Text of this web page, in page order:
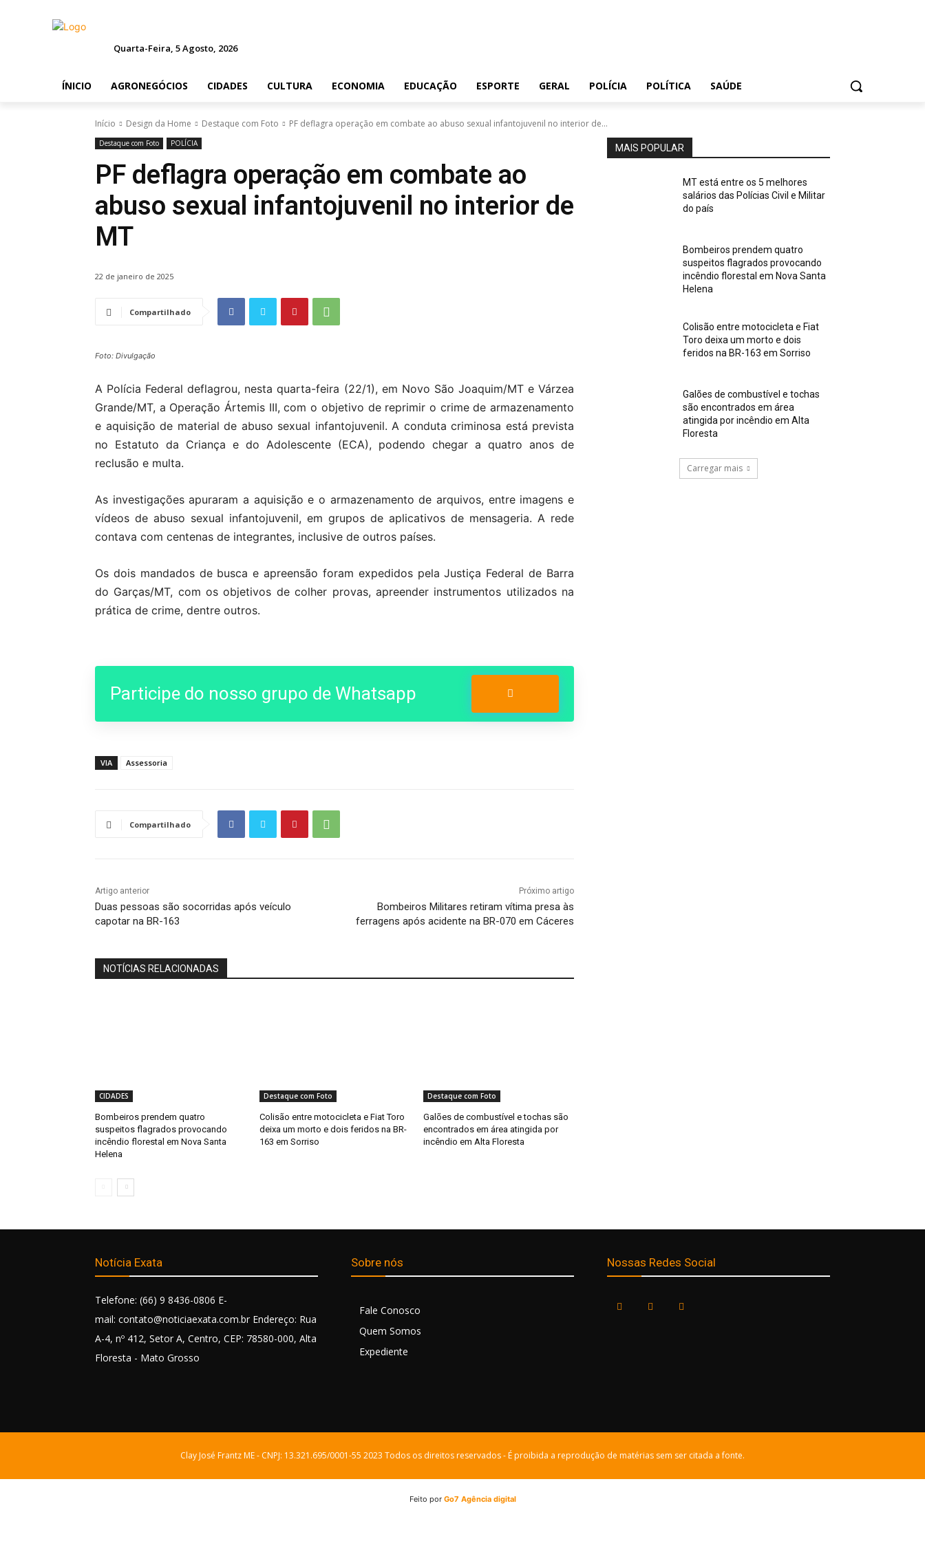
Quarta-Feira, 5 Agosto, 2026
ÍNICIO AGRONEGÓCIOS CIDADES CULTURA ECONOMIA EDUCAÇÃO ESPORTE GERAL POLÍCIA POLÍTICA SAÚDE
Início Design da Home Destaque com Foto PF deflagra operação em combate ao abuso sexual infantojuvenil no interior de...
Destaque com Foto POLÍCIA
PF deflagra operação em combate ao
abuso sexual infantojuvenil no interior de
MT
22 de janeiro de 2025
Compartilhado
Foto: Divulgação
A Polícia Federal deflagrou, nesta quarta-feira (22/1), em Novo São Joaquim/MT e Várzea
Grande/MT, a Operação Ártemis III, com o objetivo de reprimir o crime de armazenamento
e aquisição de material de abuso sexual infantojuvenil. A conduta criminosa está prevista
no Estatuto da Criança e do Adolescente (ECA), podendo chegar a quatro anos de
reclusão e multa.
As investigações apuraram a aquisição e o armazenamento de arquivos, entre imagens e
vídeos de abuso sexual infantojuvenil, em grupos de aplicativos de mensageria. A rede
contava com centenas de integrantes, inclusive de outros países.
Os dois mandados de busca e apreensão foram expedidos pela Justiça Federal de Barra
do Garças/MT, com os objetivos de colher provas, apreender instrumentos utilizados na
prática de crime, dentre outros.
Participe do nosso grupo de Whatsapp
VIA Assessoria
Compartilhado
Artigo anterior
Duas pessoas são socorridas após veículo
capotar na BR-163
Próximo artigo
Bombeiros Militares retiram vítima presa às
ferragens após acidente na BR-070 em Cáceres
NOTÍCIAS RELACIONADAS
CIDADES
Bombeiros prendem quatro
suspeitos flagrados provocando
incêndio florestal em Nova Santa
Helena
Destaque com Foto
Colisão entre motocicleta e Fiat Toro
deixa um morto e dois feridos na BR-
163 em Sorriso
Destaque com Foto
Galões de combustível e tochas são
encontrados em área atingida por
incêndio em Alta Floresta
MAIS POPULAR
MT está entre os 5 melhores
salários das Polícias Civil e Militar
do país
Bombeiros prendem quatro
suspeitos flagrados provocando
incêndio florestal em Nova Santa
Helena
Colisão entre motocicleta e Fiat
Toro deixa um morto e dois
feridos na BR-163 em Sorriso
Galões de combustível e tochas
são encontrados em área
atingida por incêndio em Alta
Floresta
Carregar mais
Notícia Exata
Telefone: (66) 9 8436-0806 E-
mail: contato@noticiaexata.com.br Endereço: Rua
A-4, nº 412, Setor A, Centro, CEP: 78580-000, Alta
Floresta - Mato Grosso
Sobre nós
Fale Conosco
Quem Somos
Expediente
Nossas Redes Social
Clay José Frantz ME - CNPJ: 13.321.695/0001-55 2023 Todos os direitos reservados - É proibida a reprodução de matérias sem ser citada a fonte.
Feito porGo7 Agência digital